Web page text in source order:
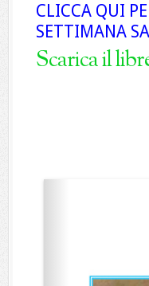
CLICCA QUI
SETTIMANA
Scarica il